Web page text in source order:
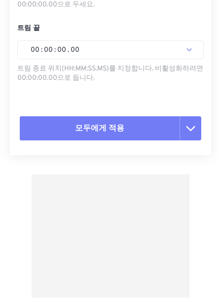
00:00:00.00으로 두세요.
트림 끝
00 : 00 : 00 . 00
트림 종료 위치(HH:MM:SS.MS)를 지정합니다. 비활성화하려면
00:00:00.00으로 둡니다.
모두에게 적용